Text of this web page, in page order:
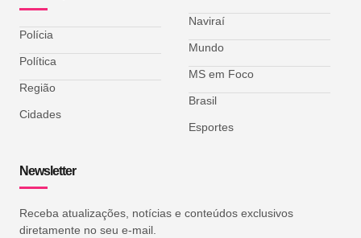
Polícia
Política
Região
Cidades
Naviraí
Mundo
MS em Foco
Brasil
Esportes
Newsletter
Receba atualizações, notícias e conteúdos exclusivos
diretamente no seu e-mail.